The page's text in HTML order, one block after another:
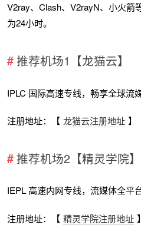
V2ray、Clash、V2rayN、小火箭
为24小时。
推荐机场1【龙猫云】
IPLC 国际高速专线，畅享全球流
注册地址：【 龙猫云注册地址 】
推荐机场2【精灵学院】
IEPL 高速内网专线，流媒体全平
注册地址：【 精灵学院注册地址 】